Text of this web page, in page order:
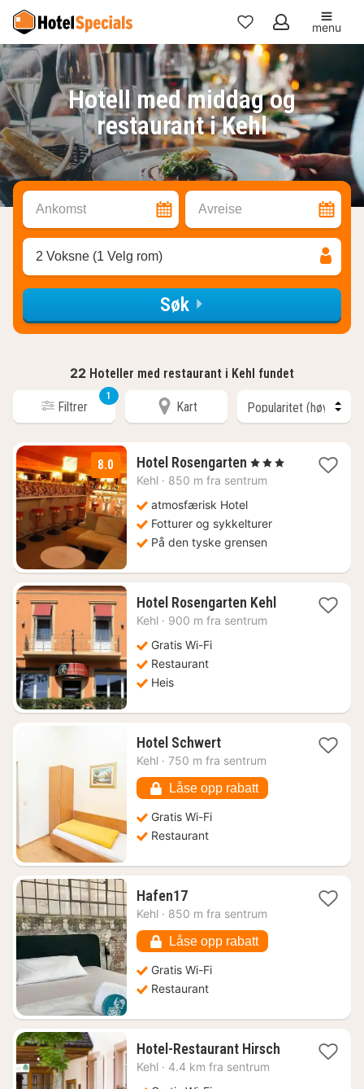
Mine
favoritter
menu
Hotell med middag og
restaurant i Kehl
Ankomst Avreise
2 Voksne (1 Velg rom)
Søk
22 Hoteller med restaurant i Kehl fundet
Filtrer
1
Kart
8.0 Hotel Rosengarten 1
natt
kr.
, 3 Stjerner
Kehl · 850 m fra sentrum
atmosfærisk Hotel
Fotturer og sykkelturer
På den tyske grensen
Hotel Rosengarten Kehl1
Kehl · 900 m fra sentrum
Gratis Wi-Fi
Restaurant
Heis
Hotel Schwert1
natt
770
kr.
Kehl · 750 m fra sentrum
Låse opp rabatt
Gratis Wi-Fi
Restaurant
Hafen171
natt
1235
kr.
Kehl · 850 m fra sentrum
Låse opp rabatt
Gratis Wi-Fi
Restaurant
Hotel-Restaurant Hirsch1
Kehl · 4.4 km fra sentrum